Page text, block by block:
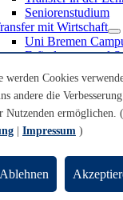
Seniorenstudium
mit Wirtschaft
Uni Bremen
Erfindungen und
Recruiting an der
Weiterbildung an
mit Schule
Schülerinnen und
Schulklassen
Lehrkräfte
Gründungsunterstützung
werden Cookies
andere die
Nutzenden ermöglichen. (
Impressum )
Ablehnen